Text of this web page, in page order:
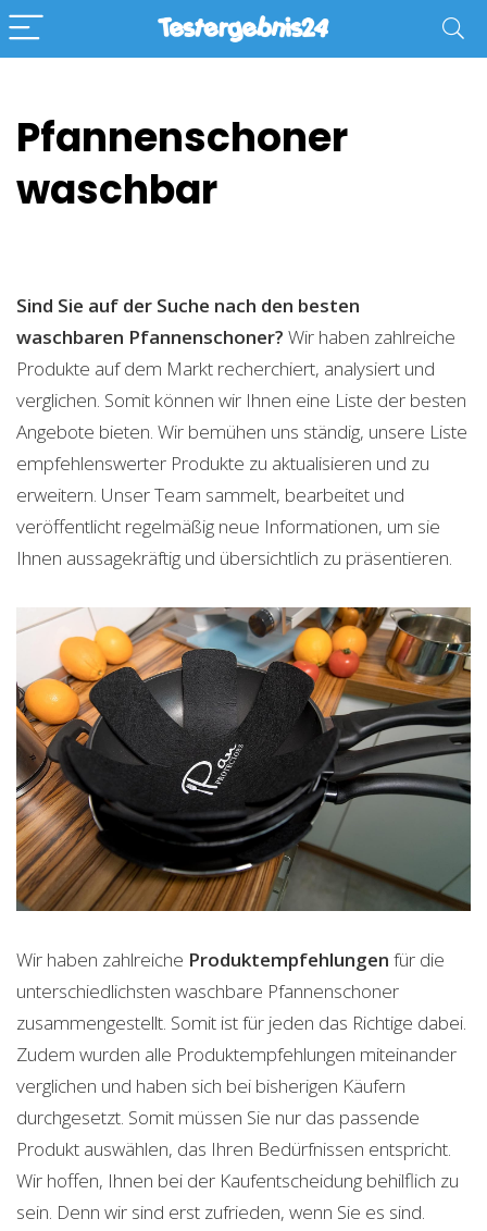
Pfannenschoner
waschbar
Sind Sie auf der Suche nach den besten
waschbaren Pfannenschoner? Wir haben zahlreiche
Produkte auf dem Markt recherchiert, analysiert und
verglichen. Somit können wir Ihnen eine Liste der besten
Angebote bieten. Wir bemühen uns ständig, unsere Liste
empfehlenswerter Produkte zu aktualisieren und zu
erweitern. Unser Team sammelt, bearbeitet und
veröffentlicht regelmäßig neue Informationen, um sie
Ihnen aussagekräftig und übersichtlich zu präsentieren.
Wir haben zahlreiche Produktempfehlungen für die
unterschiedlichsten waschbare Pfannenschoner
zusammengestellt. Somit ist für jeden das Richtige dabei.
Zudem wurden alle Produktempfehlungen miteinander
verglichen und haben sich bei bisherigen Käufern
durchgesetzt. Somit müssen Sie nur das passende
Produkt auswählen, das Ihren Bedürfnissen entspricht.
Wir hoffen, Ihnen bei der Kaufentscheidung behilflich zu
sein. Denn wir sind erst zufrieden, wenn Sie es sind.